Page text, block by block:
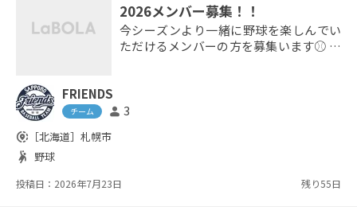
2026メンバー募集！！
今シーズンより一緒に野球を楽しんでい
ただけるメンバーの方を募集います⚾️ ＜
郊 ■年齢層：23～45歳 ■レベル：中学〜
FRIENDS
チーム person 3
share_location ［北海道］ 札幌市
sports_handball 野球
投稿日：2026年7月23日 残り55日